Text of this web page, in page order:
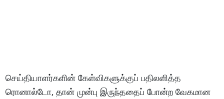
செய்தியாளர்களின் கேள்விகளுக்குப் பதிலளித்த
ரொனால்டோ, தான் முன்பு இருந்ததைப் போன்ற வேகமான